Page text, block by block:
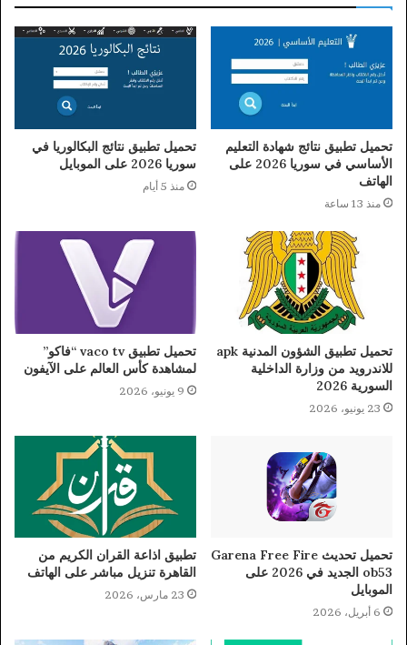
تحميل تطبيق نتائج شهادة التعليم
الأساسي في سوريا 2026 على
الهاتف
منذ 13 ساعة
تحميل تطبيق نتائج البكالوريا في
سوريا 2026 على الموبايل
منذ 5 أيام
تحميل تطبيق الشؤون المدنية apk
للاندرويد من وزارة الداخلية
السورية 2026
23 يونيو، 2026
تحميل تطبيق vaco tv “فاكو”
لمشاهدة كأس العالم على الآيفون
9 يونيو، 2026
تحميل تحديث Garena Free Fire
ob53 الجديد في 2026 على
الموبايل
6 أبريل، 2026
تطبيق اذاعة القران الكريم من
القاهرة تنزيل مباشر على الهاتف
23 مارس، 2026